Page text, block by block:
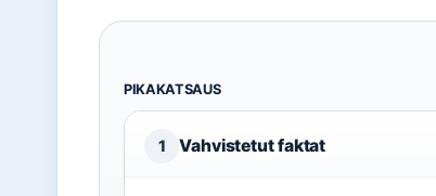
PIKAKATSAUS
1 Vahvistetut faktat